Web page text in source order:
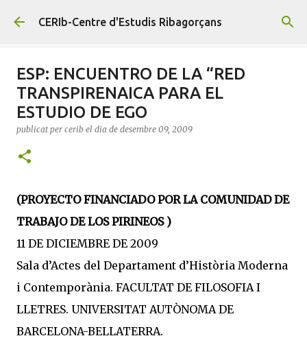
Salta al contingut principal
CERIb-Centre d'Estudis Ribagorçans
ESP: ENCUENTRO DE LA “RED
TRANSPIRENAICA PARA EL
ESTUDIO DE EGO
publicat per cerib el dia de desembre 09, 2009
(PROYECTO FINANCIADO POR LA COMUNIDAD DE
TRABAJO DE LOS PIRINEOS )
11 DE DICIEMBRE DE 2009
Sala d’Actes del Departament d’Història Moderna
i Contemporània. FACULTAT DE FILOSOFIA I
LLETRES. UNIVERSITAT AUTÒNOMA DE
BARCELONA-BELLATERRA.